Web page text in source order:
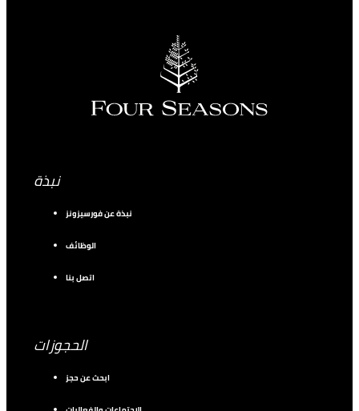
نبذة
نبذة عن فورسيزونز
الوظائف
اتصل بنا
الحجوزات
ابحث عن حجز